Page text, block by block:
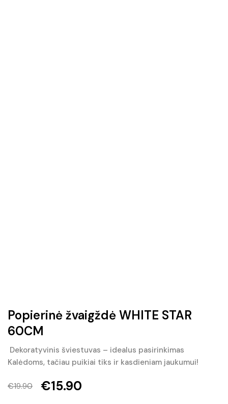
Popierinė žvaigždė WHITE STAR
60CM
Dekoratyvinis šviestuvas – idealus pasirinkimas
Kalėdoms, tačiau puikiai tiks ir kasdieniam jaukumui!
€19.90
Original
€15.90
Current